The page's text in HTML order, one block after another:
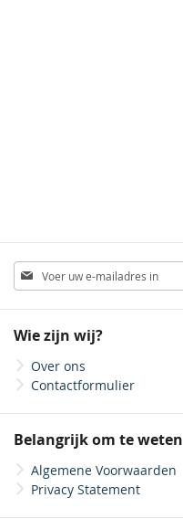
Abonneer
u
op
nieuwsbrief
Wie zijn wij?
Over ons
Contactformulier
Belangrijk om te weten
Algemene Voorwaarden
Privacy Statement